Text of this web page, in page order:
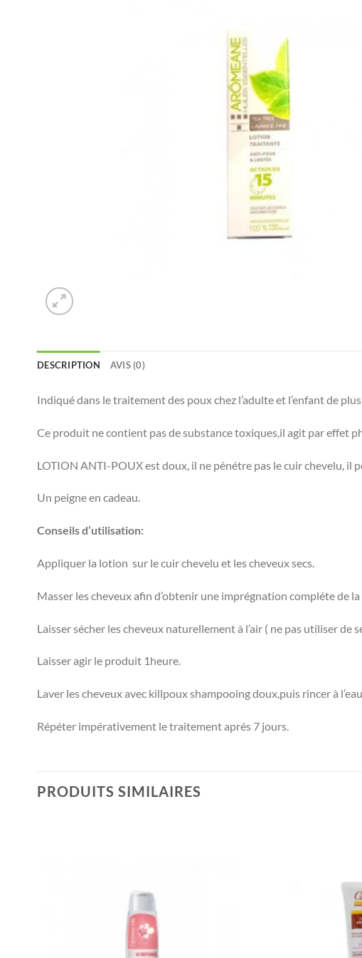
DESCRIPTION AVIS (0)
Indiqué dans le traitement des poux chez l’adulte et l’enfant de
Ce produit ne contient pas de substance toxiques,il agit par effet
LOTION ANTI-POUX est doux, il ne pénétre pas le cuir chevelu, il
Un peigne en cadeau.
Conseils d’utilisation:
Appliquer la lotion sur le cuir chevelu et les cheveux secs.
Masser les cheveux afin d’obtenir une imprégnation compléte de la
Laisser sécher les cheveux naturellement à l’air ( ne pas utiliser de
Laisser agir le produit 1heure.
Laver les cheveux avec killpoux shampooing doux,puis rincer à
Répéter impérativement le traitement aprés 7 jours.
PRODUITS SIMILAIRES